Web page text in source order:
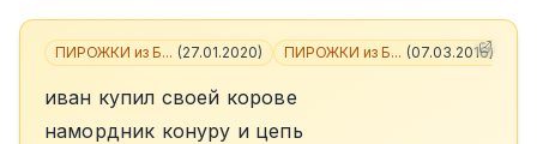
ПИРОЖКИ из Б... (27.01.2020) ПИРОЖКИ из Б... (07.03.2016)
иван купил своей корове
намордник конуру и цепь